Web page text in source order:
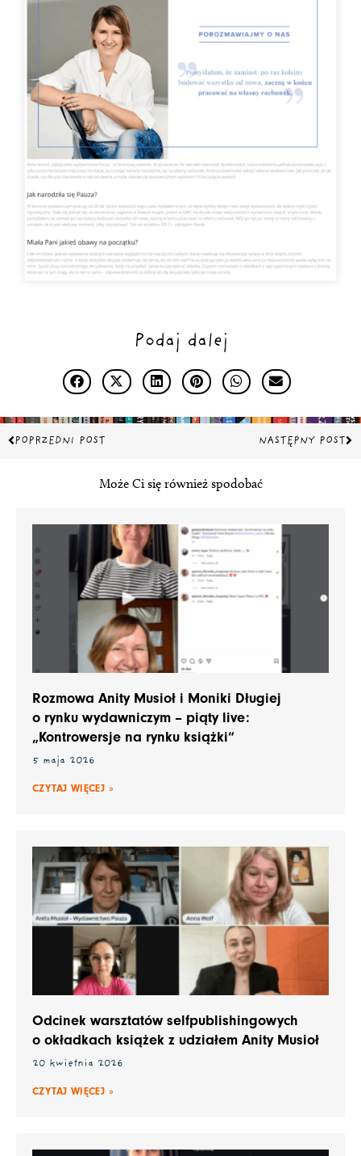
Podaj dalej
Prev
POPRZEDNI POST NASTĘPNY POST
Może Ci się również spodobać
Rozmowa Anity Musioł i Moniki Długiej
o rynku wydawniczym – piąty live:
„Kontrowersje na rynku książki“
5 maja 2026
CZYTAJ WIĘCEJ »
Odcinek warsztatów selfpublishingowych
o okładkach książek z udziałem Anity Musioł
20 kwietnia 2026
CZYTAJ WIĘCEJ »